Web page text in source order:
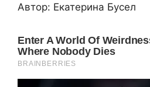
Автор: Екатерина Бусел